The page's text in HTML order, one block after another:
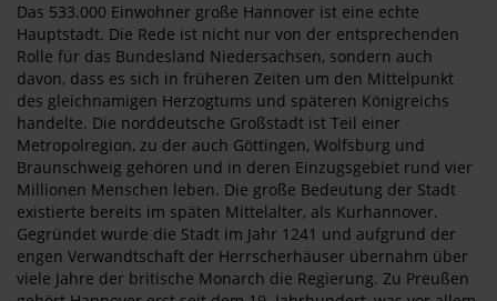
Das 533.000 Einwohner große Hannover ist eine echte
Hauptstadt. Die Rede ist nicht nur von der entsprechenden
Rolle für das Bundesland Niedersachsen, sondern auch
davon, dass es sich in früheren Zeiten um den Mittelpunkt
des gleichnamigen Herzogtums und späteren Königreichs
handelte. Die norddeutsche Großstadt ist Teil einer
Metropolregion, zu der auch Göttingen, Wolfsburg und
Braunschweig gehören und in deren Einzugsgebiet rund vier
Millionen Menschen leben. Die große Bedeutung der Stadt
existierte bereits im späten Mittelalter, als Kurhannover.
Gegründet wurde die Stadt im Jahr 1241 und aufgrund der
engen Verwandtschaft der Herrscherhäuser übernahm über
viele Jahre der britische Monarch die Regierung. Zu Preußen